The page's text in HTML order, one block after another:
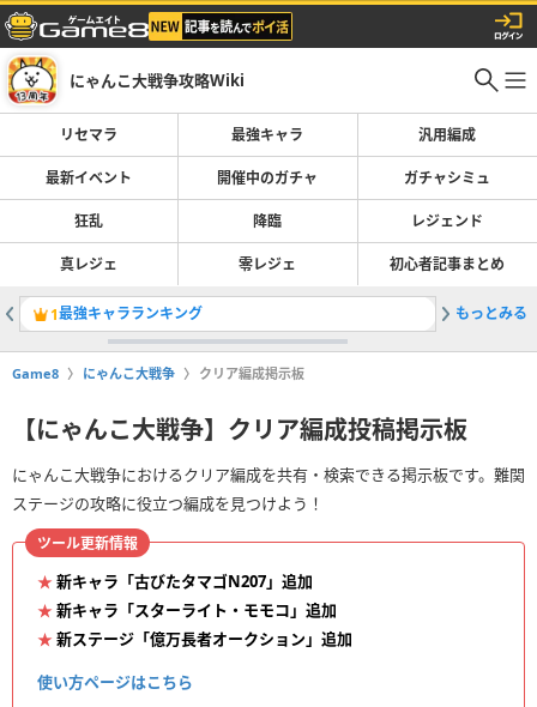
にゃんこ大戦争攻略Wiki
リセマラ 最強キャラ 汎用編成
最新イベント 開催中のガチャ ガチャシミュ
狂乱 降臨 レジェンド
真レジェ 零レジェ 初心者記事まとめ
1最強キャラランキング 2
もっとみる
Game8 にゃんこ大戦争 クリア編成掲示板
【にゃんこ大戦争】クリア編成投稿掲示板
にゃんこ大戦争におけるクリア編成を共有・検索できる掲示板です。難関
ステージの攻略に役立つ編成を見つけよう！
ツール更新情報
新キャラ「古びたタマゴN207」追加
新キャラ「スターライト・モモコ」追加
新ステージ「億万長者オークション」追加
使い方ページはこちら